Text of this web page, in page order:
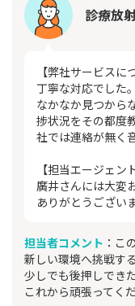
診療放
【弊社サービスに
丁寧な対応でした。
なかなか見つから
捗状況をその都度
社では連絡が無く
【担当エージェン
廣井さんには大変
ありがとうござい
担当者コメント ：こ
新しい環境へ挑戦す
少しでも後押しでき
これから頑張ってく